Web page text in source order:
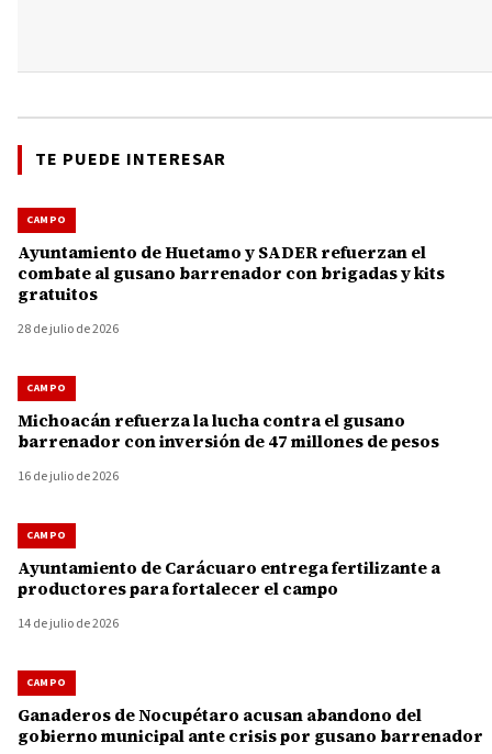
TE PUEDE INTERESAR
CAMPO
Ayuntamiento de Huetamo y SADER refuerzan el
combate al gusano barrenador con brigadas y kits
gratuitos
28 de julio de 2026
CAMPO
Michoacán refuerza la lucha contra el gusano
barrenador con inversión de 47 millones de pesos
16 de julio de 2026
CAMPO
Ayuntamiento de Carácuaro entrega fertilizante a
productores para fortalecer el campo
14 de julio de 2026
CAMPO
Ganaderos de Nocupétaro acusan abandono del
gobierno municipal ante crisis por gusano barrenador